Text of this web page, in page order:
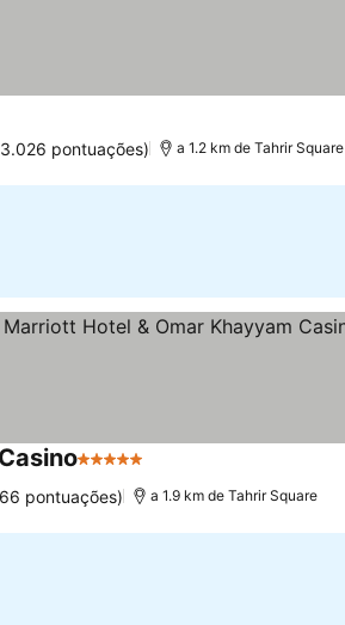
pontuações) a 1.2 km de Tahrir Square
5 Estrelas
pontuações) a 1.9 km de Tahrir Square